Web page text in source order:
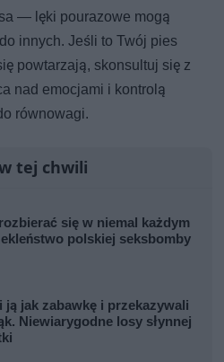
— lęki pourazowe mogą
innych. Jeśli to Twój pies
powtarzają, skonsultuj się z
nad emocjami i kontrolą
równowagi.
tej chwili
się w niemal każdym
polskiej seksbomby
ją jak zabawkę i przekazywali
Niewiarygodne losy słynnej